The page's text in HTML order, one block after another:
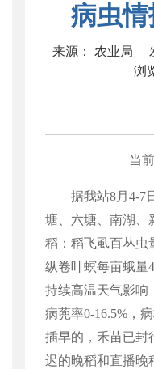
病虫情
来源： 农业局
浏
当
据我站8月 4-7
塘、六塘、南湖、
稻： 稻飞虱百丛虫
纵卷叶螟每亩蛾量
持续高温天气影响
病蔸率0-16.5% ，
插早的，禾苗已封
迟的晚稻和直播晚